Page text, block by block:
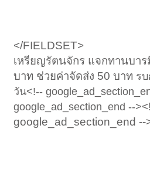
</FIELDSET>
เหรียญรัตนจักร แจกทานบาร
บาท ช่วยค่าจัดส่ง 50 บาท ร
วัน<!--
google_ad_section_end -->
google_ad_section_end --